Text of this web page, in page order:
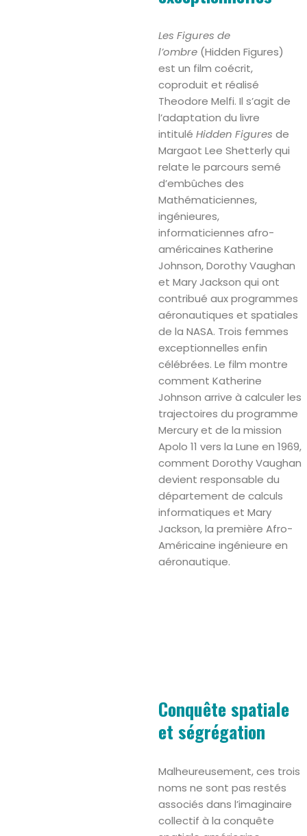
Les Figures de
l’ombre(Hidden Figures)
est un film coécrit,
coproduit et réalisé
Theodore Melfi. Il s’agit de
l’adaptation du livre
intitulé Hidden Figures de
Margaot Lee Shetterly qui
relate le parcours semé
d’embûches des
Mathématiciennes,
ingénieures,
informaticiennes afro-
américaines Katherine
Johnson, Dorothy Vaughan
et Mary Jackson qui ont
contribué aux programmes
aéronautiques et spatiales
de la NASA. Trois femmes
exceptionnelles enfin
célébrées. Le film montre
comment Katherine
Johnson arrive à calculer les
trajectoires du programme
Mercury et de la mission
Apolo 11 vers la Lune en 1969,
comment Dorothy Vaughan
devient responsable du
département de calculs
informatiques et Mary
Jackson, la première Afro-
Américaine ingénieure en
aéronautique.
Conquête spatiale
et ségrégation
Malheureusement, ces trois
noms ne sont pas restés
associés dans l’imaginaire
collectif à la conquête